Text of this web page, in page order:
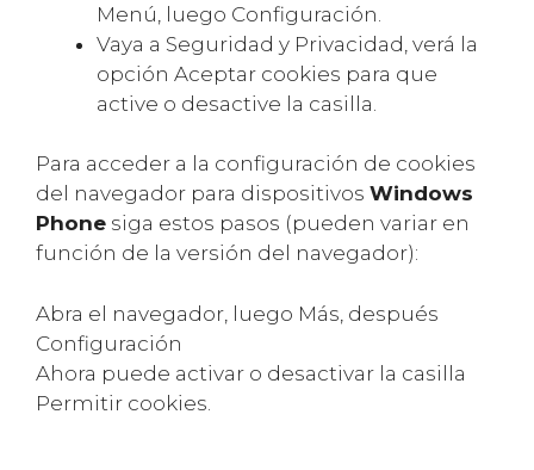
Menú, luego Configuración.
Vaya a Seguridad y Privacidad, verá la
opción Aceptar cookies para que
active o desactive la casilla.
Para acceder a la configuración de cookies
del navegador para dispositivos Windows
Phone siga estos pasos (pueden variar en
función de la versión del navegador):
Abra el navegador, luego Más, después
Configuración
Ahora puede activar o desactivar la casilla
Permitir cookies.